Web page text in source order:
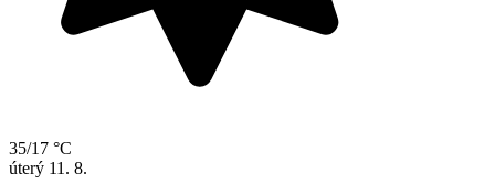
35/17 °C
úterý 11. 8.